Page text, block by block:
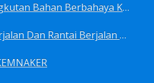
Sertifikasi Alat Angkutan Bahan Berbahaya KEMNAKER
Sertifikasi Ban Berjalan Dan Rantai Berjalan KEMNAKER